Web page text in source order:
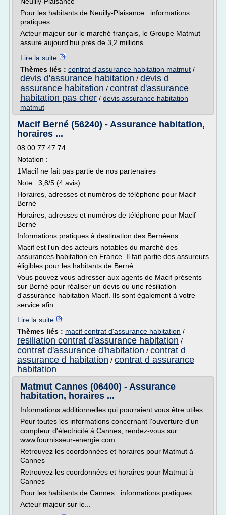
Pour les habitants de Neuilly-Plaisance : informations
pratiques
Acteur majeur sur le marché français, le Groupe Matmut
assure aujourd'hui près de 3,2 millions...
Lire la suite
Thèmes liés : contrat d'assurance habitation matmut /
devis d'assurance habitation / devis d
assurance habitation / contrat d'assurance
habitation pas cher / devis assurance habitation
matmut
Macif Berné (56240) - Assurance habitation,
horaires ...
08 00 77 47 74
Notation :
1Macif ne fait pas partie de nos partenaires
Note : 3,8/5 (4 avis).
Horaires, adresses et numéros de téléphone pour Macif
Berné
Horaires, adresses et numéros de téléphone pour Macif
Berné
Informations pratiques à destination des Bernéens
Macif est l'un des acteurs notables du marché des
assurances habitation en France. Il fait partie des assureurs
éligibles pour les habitants de Berné.
Vous pouvez vous adresser aux agents de Macif présents
sur Berné pour réaliser un devis ou une résiliation
d'assurance habitation Macif. Ils sont également à votre
service afin...
Lire la suite
Thèmes liés : macif contrat d'assurance habitation /
resiliation contrat d'assurance habitation /
contrat d'assurance d'habitation / contrat d
assurance d habitation / contrat d assurance
habitation
Matmut Cannes (06400) - Assurance
habitation, horaires ...
Informations additionnelles qui pourraient vous être utiles
Pour toutes les informations concernant l'ouverture d'un
compteur d'électricité à Cannes, rendez-vous sur
www.fournisseur-energie.com .
Retrouvez les coordonnées et horaires pour Matmut à
Cannes
Retrouvez les coordonnées et horaires pour Matmut à
Cannes
Pour les habitants de Cannes : informations pratiques
Acteur majeur sur le...